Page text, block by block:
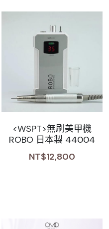
入
<WSPT>無刷美甲機
ROBO 日本製 44004
NT$12,800